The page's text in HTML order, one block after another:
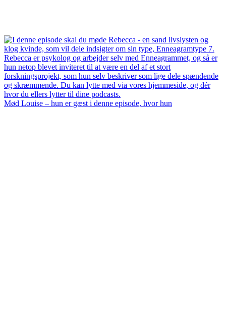
Mød Louise – hun er gæst i denne episode, hvor hun